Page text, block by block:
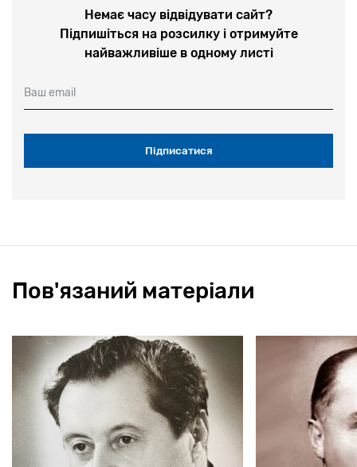
Немає часу відвідувати сайт?
Підпишіться на розсилку і отримуйте
найважливіше в одному листі
Ваш email
Пов'язаний матеріали